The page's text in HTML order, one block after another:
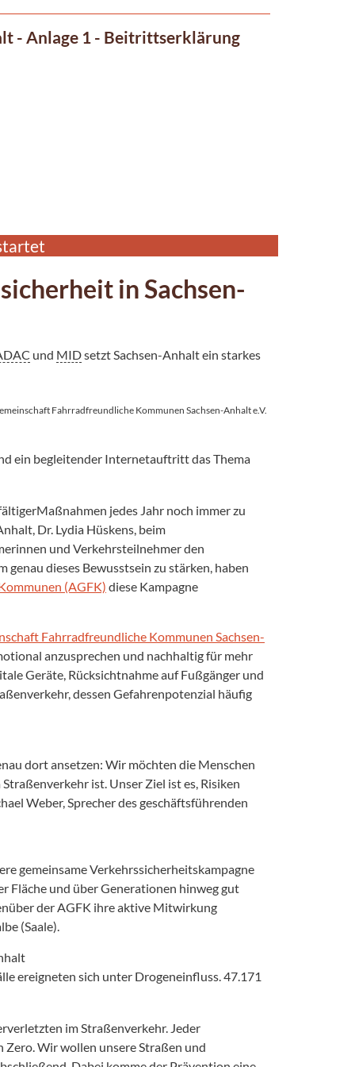
- Anlage 1 - Beitrittserklärung
in Sachsen-
und MIDsetzt Sachsen-Anhalt ein starkes
Fahrradfreundliche Kommunen Sachsen-Anhalt e.V.
ein begleitender Internetauftritt das Thema
jedes Jahr noch immer zu
Dr. Lydia Hüskens, beim
und Verkehrsteilnehmer den
dieses Bewusstsein zu stärken, haben
(AGFK) diese Kampagne
Fahrradfreundliche Kommunen Sachsen-
anzusprechen und nachhaltig für mehr
Geräte, Rücksichtnahme auf Fußgänger und
dessen Gefahrenpotenzial häufig
dort ansetzen: Wir möchten die Menschen
ist. Unser Ziel ist es, Risiken
Weber, Sprecher des geschäftsführenden
gemeinsame Verkehrssicherheitskampagne
Fläche und über Generationen hinweg gut
der AGFK ihre aktive Mitwirkung
(Saale).
ereigneten sich unter Drogeneinfluss. 47.171
im Straßenverkehr. Jeder
Zero. Wir wollen unsere Straßen und